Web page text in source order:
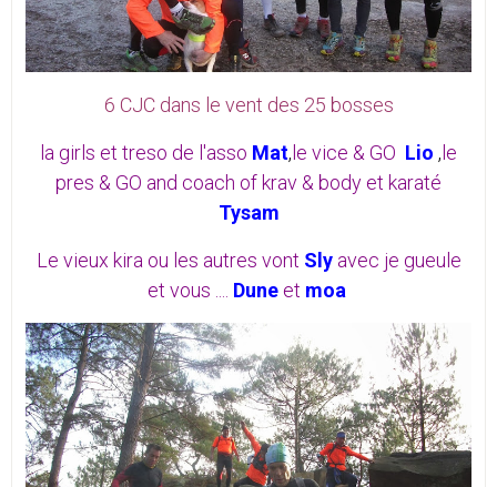
6 CJC dans le vent des 25 bosses
la girls et treso de l'asso Mat, le vice & GO Lio , le
pres & GO and coach of krav & body et karaté
Tysam
Le vieux kira ou les autres vont Sly avec je gueule
et vous .... Duneet moa